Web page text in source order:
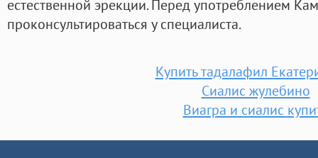
естественной эрекции. Перед употреблением
проконсультироваться у специалиста.
Купить тадалафил
Сиалис жулебино
Виагра и сиалис